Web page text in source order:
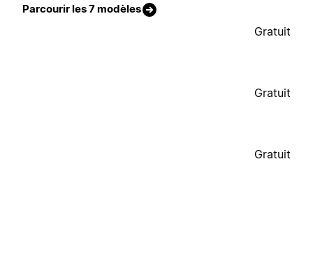
Parcourir les 7 modèles
Gratuit
Gratuit
Gratuit